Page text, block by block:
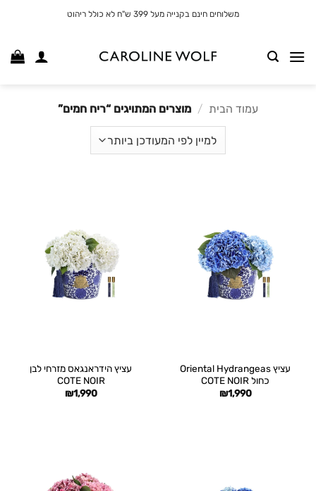
משלוחים חינם בקנייה מעל 399 ש"ח לא כולל ריהוט
עמוד הבית / מוצרים המתויגים “ריח חמים”
עציץ Oriental Hydrangeas
כחול COTE NOIR
₪1,990
עציץ הידראנגאס מזרחי לבן
COTE NOIR
₪1,990